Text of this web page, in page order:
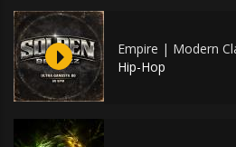
Empire | Modern
Hip-Hop